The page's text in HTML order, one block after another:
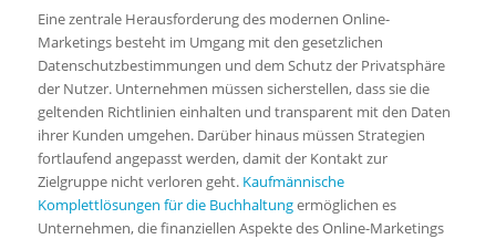
Eine zentrale Herausforderung des modernen Online-
Marketings besteht im Umgang mit den gesetzlichen
Datenschutzbestimmungen und dem Schutz der Privatsphäre
der Nutzer. Unternehmen müssen sicherstellen, dass sie die
geltenden Richtlinien einhalten und transparent mit den Daten
ihrer Kunden umgehen. Darüber hinaus müssen Strategien
fortlaufend angepasst werden, damit der Kontakt zur
Zielgruppe nicht verloren geht. Kaufmännische
Komplettlösungen für die Buchhaltungermöglichen es
Unternehmen, die finanziellen Aspekte des Online-Marketings